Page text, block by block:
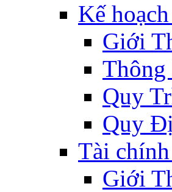
Kế
Giới
Thông
Quy
Quy
Tài
Giới